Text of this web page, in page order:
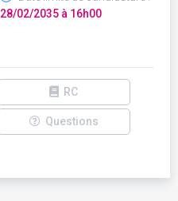
28/02/2035 à 16h00
RC
Questions